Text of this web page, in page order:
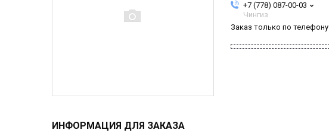
+7 (778) 087-00-03
Чингиз
Заказ только по телефону
ИНФОРМАЦИЯ ДЛЯ ЗАКАЗА